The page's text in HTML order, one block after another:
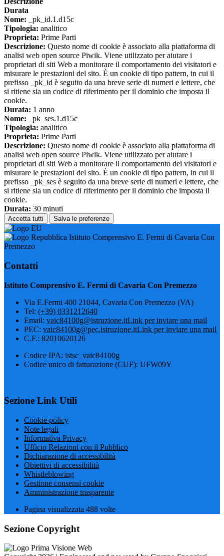
Durata
Nome: _pk_id.1.d15c
Tipologia: analitico
Proprieta: Prime Parti
Descrizione: Questo nome di cookie è associato alla piattaforma di
analisi web open source Piwik. Viene utilizzato per aiutare i
proprietari di siti Web a monitorare il comportamento dei visitatori e
misurare le prestazioni del sito. È un cookie di tipo pattern, in cui il
prefisso _pk_id è seguito da una breve serie di numeri e lettere, che
si ritiene sia un codice di riferimento per il dominio che imposta il
cookie.
Durata: 1 anno
Nome: _pk_ses.1.d15c
Tipologia: analitico
Proprieta: Prime Parti
Descrizione: Questo nome di cookie è associato alla piattaforma di
analisi web open source Piwik. Viene utilizzato per aiutare i
proprietari di siti Web a monitorare il comportamento dei visitatori e
misurare le prestazioni del sito. È un cookie di tipo pattern, in cui il
prefisso _pk_ses è seguito da una breve serie di numeri e lettere, che
si ritiene sia un codice di riferimento per il dominio che imposta il
cookie.
Durata: 30 minuti
Accetta tutti Salva le preferenze
Istituto Comprensivo E. Fermi di Cavaria Con
Premezzo
Contatti
Istituto Comprensivo E. Fermi di Cavaria Con Premezzo
Via E.Fermi 400 21044, Cavaria Con Premezzo (VA)
Tel: (+39) 0331212640
Email: vaic84100g@istruzione.itLink per inviare una mail
PEC: vaic84100g@pec.istruzione.itLink per inviare una mail
C.F.: 82010620126
Codice IPA: istsc_vaic84100g
Codice unico di fatturazione (CUF): UFW09Y
Sezione Link Utili
Cookie policy
Note legali
Informativa Privacy
Ufficio Relazioni con il Pubblico
Dichiarazione di accessibilità
Obiettivi di accessibilità
Whistleblowing
Gestione consensi cookie
Amministrazione trasparente
Pagina visualizzata 488 volte
Sezione Copyright